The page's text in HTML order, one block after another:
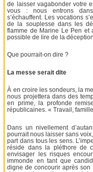
de laisser vagabonder votre
vous : nous entrons
s’échauffent. Les vocations
de la souplesse dans les
flamme de Marine Le Pen et
possible de lire de la déception.
Que pourrait-on dire ?
La messe serait dite
À en croire les sondeurs, la
nous projettera dans des
en prime, la profonde
républicaines. « Travail,
Dans un nivellement
pourrait nous laisser sans
part dans tous les sens.
réside dans la pléthore de
envisager les risques
immonde en tant que
digne de concourir après son